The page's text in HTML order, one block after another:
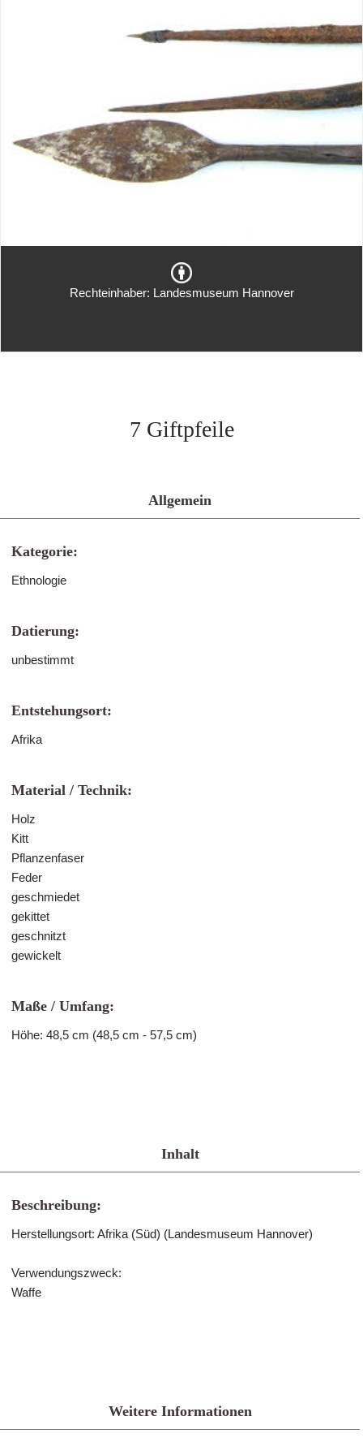
Rechteinhaber: Landesmuseum Hannover
7 Giftpfeile
Allgemein
Kategorie:
Ethnologie
Datierung:
unbestimmt
Entstehungsort:
Afrika
Material / Technik:
Holz
Kitt
Pflanzenfaser
Feder
geschmiedet
gekittet
geschnitzt
gewickelt
Maße / Umfang:
Höhe: 48,5 cm (48,5 cm - 57,5 cm)
Inhalt
Beschreibung:
Herstellungsort: Afrika (Süd) (Landesmuseum Hannover)
Verwendungszweck:
Waffe
Weitere Informationen